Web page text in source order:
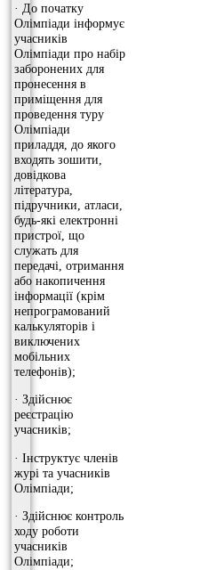
· До початку
Олімпіади інформує
учасників
Олімпіади про набір
заборонених для
пронесення в
приміщення для
проведення туру
Олімпіади
приладдя, до якого
входять зошити,
довідкова
література,
підручники, атласи,
будь-які електронні
пристрої, що
служать для
передачі, отримання
або накопичення
інформації (крім
непрограмований
калькуляторів і
виключених
мобільних
телефонів);
· Здійснює
реєстрацію
учасників;
· Інструктує членів
журі та учасників
Олімпіади;
· Здійснює контроль
ходу роботи
учасників
Олімпіади;